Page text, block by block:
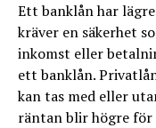
Ett banklån har
kräver en säkerhet
inkomst eller
ett banklån.
kan tas med eller
räntan blir högre